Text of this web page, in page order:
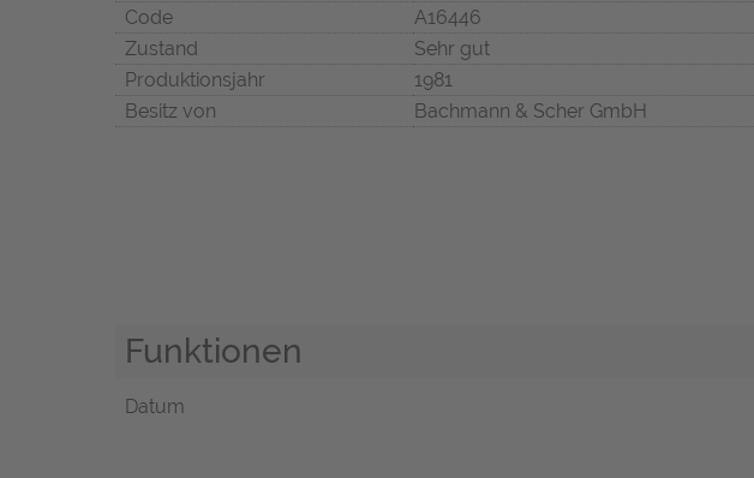
Code
A16446
Zustand
Sehr gut
Produktionsjahr
1981
Besitz von
Bachmann & Scher GmbH
Funktionen
Datum